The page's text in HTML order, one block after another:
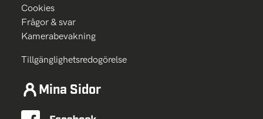
Cookies
Frågor & svar
Kamerabevakning
Tillgänglighetsredogörelse
Mina Sidor